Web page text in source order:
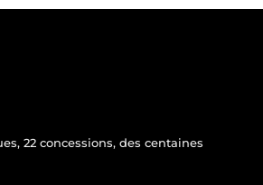
22 concessions, des centaines